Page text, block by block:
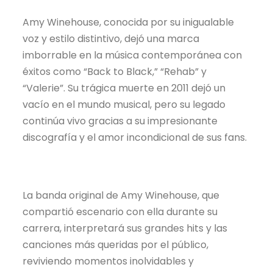
Amy Winehouse, conocida por su inigualable
voz y estilo distintivo, dejó una marca
imborrable en la música contemporánea con
éxitos como “Back to Black,” “Rehab” y
“Valerie”. Su trágica muerte en 2011 dejó un
vacío en el mundo musical, pero su legado
continúa vivo gracias a su impresionante
discografía y el amor incondicional de sus fans.
La banda original de Amy Winehouse, que
compartió escenario con ella durante su
carrera, interpretará sus grandes hits y las
canciones más queridas por el público,
reviviendo momentos inolvidables y